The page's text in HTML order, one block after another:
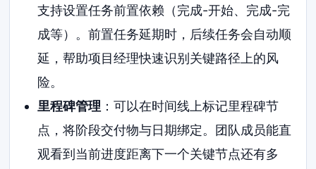
支持设置任务前置依赖（完成-开始、完成-完
成等）。前置任务延期时，后续任务会自动顺
延，帮助项目经理快速识别关键路径上的风
险。
里程碑管理 ：可以在时间线上标记里程碑节
点，将阶段交付物与日期绑定。团队成员能直
观看到当前进度距离下一个关键节点还有多